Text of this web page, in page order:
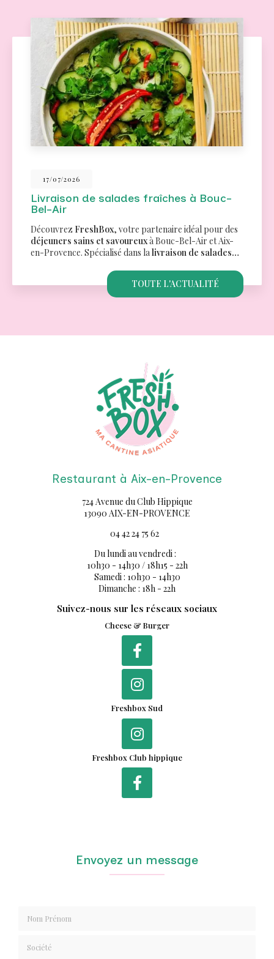
26/06/2026
Traiteur pour un séminaire à Aix-en-
Provence
Des menus variés pour tous les goûtsChezFreshBox,
nous comprenons l'importance de proposer des
options culinaires qui répondent aux besoins et
TOUTE L'ACTUALITÉ
724 Avenue du Club Hippique
Du lundi au vendredi :
10h30 - 14h30 / 18h15 - 22h
Samedi : 10h30 - 14h30
Suivez-nous sur les réseaux sociaux
Cheese & Burger
Freshbox Sud
Freshbox Club hippique
Envoyez un message
Nom Prénom
Société